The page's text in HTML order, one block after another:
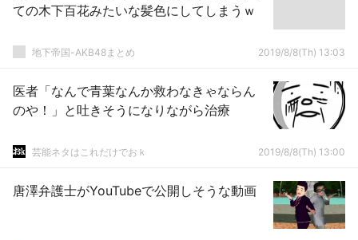
ての木下百花みたいな髪色にしてしまうｗ
地下帝国-AKB48まとめ 2019/8/8(Th) 13:03
医者「なんで青葉なんか救わなきゃならん
のや！」と吐きそうになりながら治療
芸能ネタはこれだけでおｋ 2019/8/8(Th) 13:00
唐澤弁護士がYouTubeで公開しそうな動画